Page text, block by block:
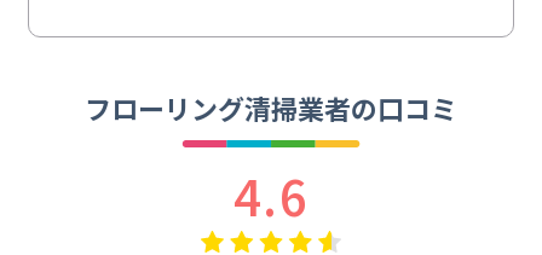
フローリング清掃業者の口コミ
4.6